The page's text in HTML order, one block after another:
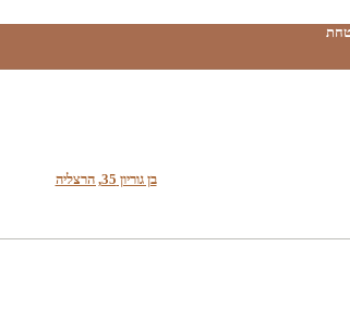
בן גוריון 35, הרצליה